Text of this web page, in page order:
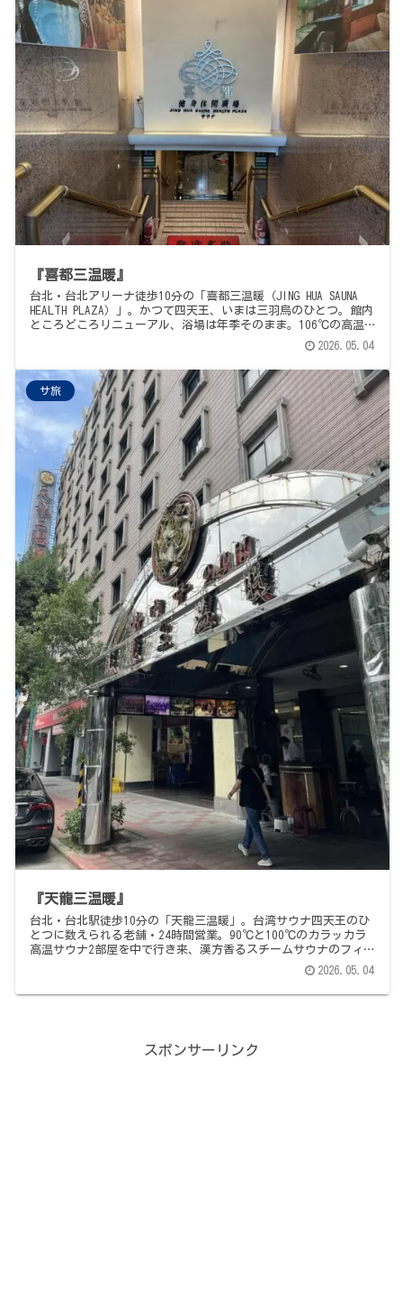
『喜都三温暖』
台北・台北アリーナ徒歩10分の「喜都三温暖（JING HUA SAUNA
HEALTH PLAZA）」。かつて四天王、いまは三羽烏のひとつ。館内
ところどころリニューアル、浴場は年季そのまま。106℃の高温
サウナ室はパイナップルの皮と水桶で湿度キープ、サ室前にはキ
ンキンの冷やしタオル、10℃以下の水風呂、すんごい滝、プール
との冷冷交代浴も可。サービスの台湾茶あり。支配人のサウナ愛
がそこかしこに香る、初めての台湾サウナにいちばんおすすめの
一軒。入浴700元・24時間営業。サ旅メシは近所の朝食屋で鹹豆
2026.05.04
サ旅
『天龍三温暖』
台北・台北駅徒歩10分の「天龍三温暖」。台湾サウナ四天王のひ
とつに数えられる老舗・24時間営業。90℃と100℃のカラッカラ
高温サウナ2部屋を中で行き来、漢方香るスチームサウナのフィー
バータイム、グルシン級の強冷水風呂と常温のひろーいプール、
龍の吐水ハンパない薬湯、浴槽の段差ハンパない設計。お食事も
休憩室も仮眠室も完備、12時間滞在＆宿泊も可。入浴700元
2026.05.04
スポンサーリンク